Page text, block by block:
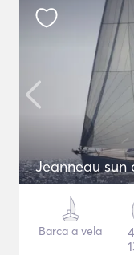
Jeanneau sun
Barca a vela